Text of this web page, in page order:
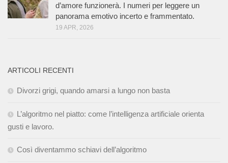
d’amore funzionerà. I numeri per leggere un
panorama emotivo incerto e frammentato.
19 APR, 2026
ARTICOLI RECENTI
Divorzi grigi, quando amarsi a lungo non basta
L’algoritmo nel piatto: come l’intelligenza artificiale orienta
gusti e lavoro.
Così diventammo schiavi dell’algoritmo